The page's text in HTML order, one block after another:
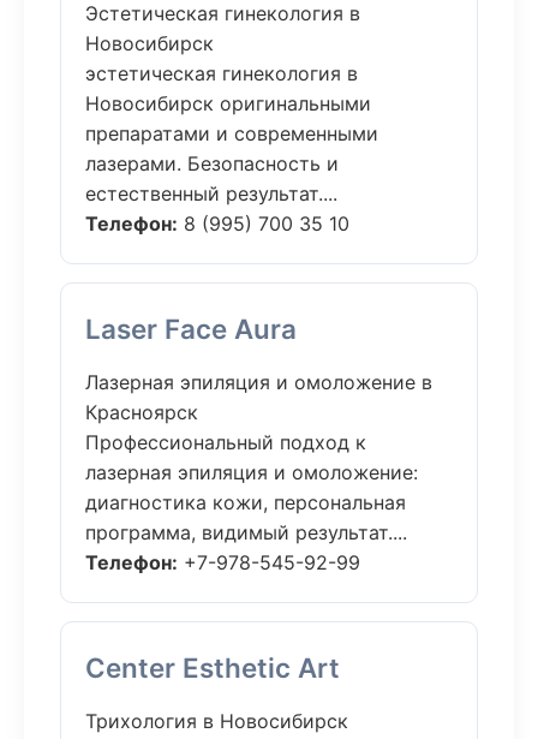
Эстетическая гинекология в
Новосибирск
эстетическая гинекология в
Новосибирск оригинальными
препаратами и современными
лазерами. Безопасность и
естественный результат....
Телефон: 8 (995) 700 35 10
Laser Face Aura
Лазерная эпиляция и омоложение в
Красноярск
Профессиональный подход к
лазерная эпиляция и омоложение:
диагностика кожи, персональная
программа, видимый результат....
Телефон: +7-978-545-92-99
Center Esthetic Art
Трихология в Новосибирск